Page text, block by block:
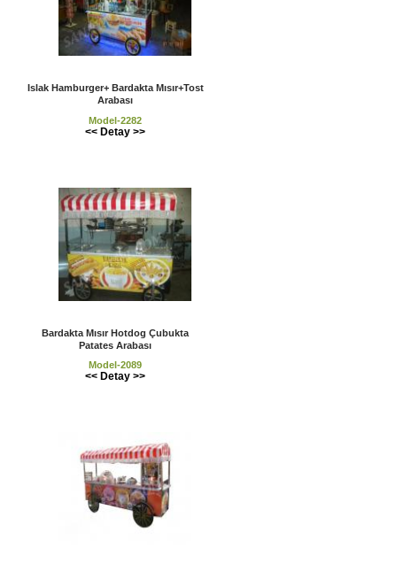
Islak Hamburger+ Bardakta Mısır+Tost
Arabası
Model-2282
<< Detay >>
Bardakta Mısır Hotdog Çubukta
Patates Arabası
Model-2089
<< Detay >>